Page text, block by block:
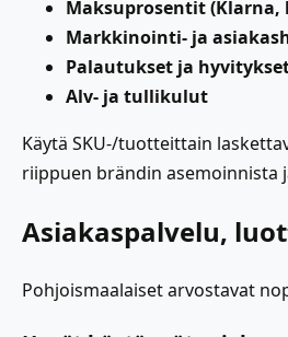
Maksuprosentit
Markkinointi- ja
Palautukset ja
Alv- ja tullikulut
Käytä SKU-/tuotteittain
riippuen brändin asemoinnista
Asiakaspalvelu,
Pohjoismaalaiset arvostavat